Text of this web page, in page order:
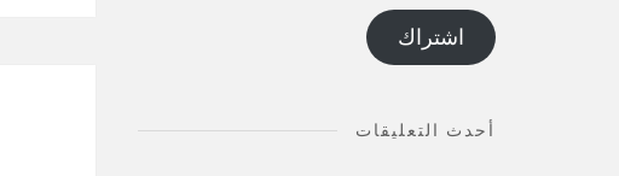
الإلكتروني
اشتراك
أحدث التعليقات